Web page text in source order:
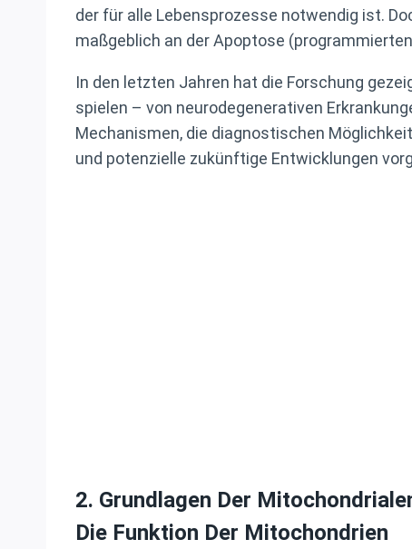
der für alle Lebensprozesse notwendig ist.
maßgeblich an der Apoptose
In den letzten Jahren hat die Forschung
spielen – von neurodegenerativen
Mechanismen, die diagnostischen
und potenzielle zukünftige Entwicklungen
2. Grundlagen Der
Die Funktion Der Mitochondrien